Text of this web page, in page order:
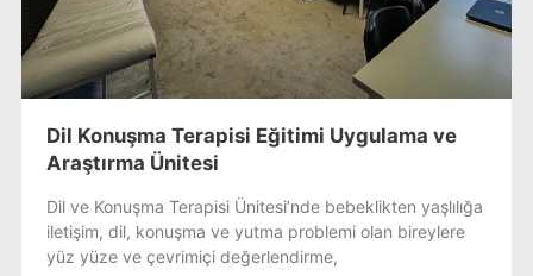
Dil Konuşma Terapisi Eğitimi Uygulama ve
Araştırma Ünitesi
Dil ve Konuşma Terapisi Ünitesi’nde bebeklikten yaşlılığa
iletişim, dil, konuşma ve yutma problemi olan bireylere
yüz yüze ve çevrimiçi değerlendirme,